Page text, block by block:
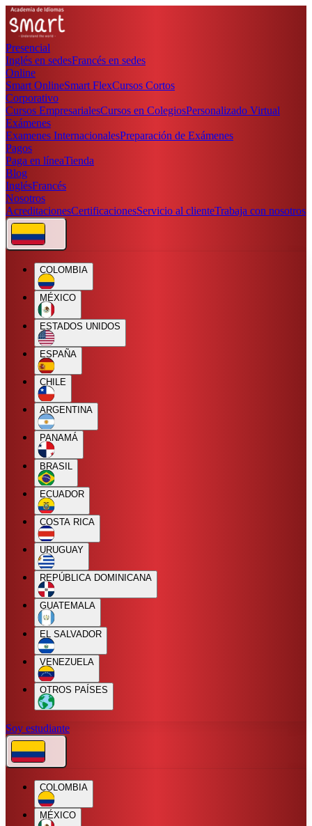
Presencial
Inglés en sedesFrancés en sedes
Online
Smart OnlineSmart FlexCursos Cortos
Corporativo
Cursos EmpresarialesCursos en ColegiosPersonalizado Virtual
Exámenes
Examenes InternacionalesPreparación de Exámenes
Pagos
Paga en líneaTienda
Blog
InglésFrancés
Nosotros
AcreditacionesCertificacionesServicio al clienteTrabaja con nosotros
COLOMBIA
MÉXICO
ESTADOS UNIDOS
ESPAÑA
CHILE
ARGENTINA
PANAMÁ
BRASIL
ECUADOR
COSTA RICA
URUGUAY
REPÚBLICA DOMINICANA
GUATEMALA
EL SALVADOR
VENEZUELA
OTROS PAÍSES
Soy estudiante
COLOMBIA
MÉXICO